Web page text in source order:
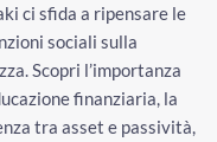
ci sfida a ripensare le
sociali sulla
Scopri l’importanza
finanziaria, la
tra asset e passività,